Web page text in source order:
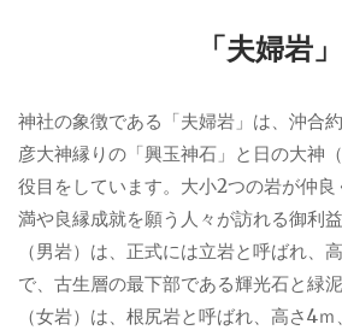
「夫婦岩」
神社の象徴である「夫婦岩」は、沖合
彦大神縁りの「興玉神石」と日の大神
役目をしています。 大小2つの岩が仲
満や良縁成就を願う人々が訪れる御利
（男岩）は、正式には立岩と呼ばれ、
で、古生層の最下部である輝光石と緑
（女岩）は、根尻岩と呼ばれ、高さ4